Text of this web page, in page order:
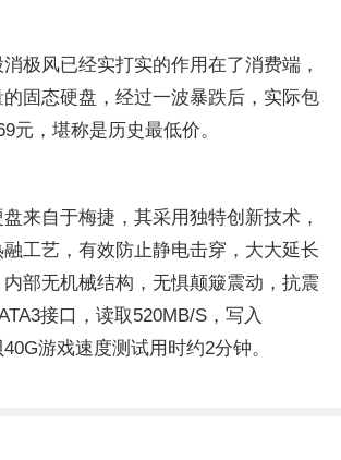
极风已经实打实的作用在了消费端，
固态硬盘，经过一波暴跌后，实际包
元，堪称是历史最低价。
来自于梅捷，其采用独特创新技术，
工艺，有效防止静电击穿，大大延长
部无机械结构，无惧颠簸震动，抗震
接口，读取520MB/S，写入
游戏速度测试用时约2分钟。